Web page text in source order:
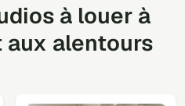
à louer à
aux alentours